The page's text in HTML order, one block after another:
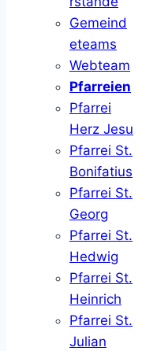
Gemeind
eteams
Webteam
Pfarreien
Pfarrei
Herz Jesu
Pfarrei St.
Bonifatius
Pfarrei St.
Georg
Pfarrei St.
Hedwig
Pfarrei St.
Heinrich
Pfarrei St.
Julian